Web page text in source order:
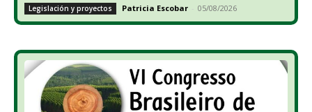
Legislación y proyectos Patricia Escobar - 05/08/2026